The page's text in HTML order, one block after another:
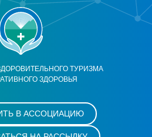
ТУРИЗМА
ЗДОРОВЬЯ
В АССОЦИАЦИЮ